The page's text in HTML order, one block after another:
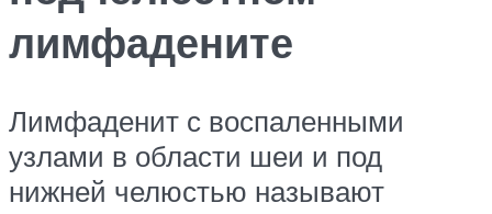
лимфадените
Лимфаденит с воспаленными
узлами в области шеи и под
нижней челюстью называют